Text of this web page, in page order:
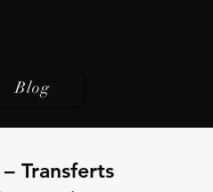
Blog
Transferts